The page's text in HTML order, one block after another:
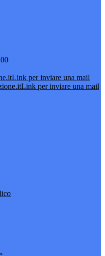
Link per inviare una mail
Link per inviare una mail